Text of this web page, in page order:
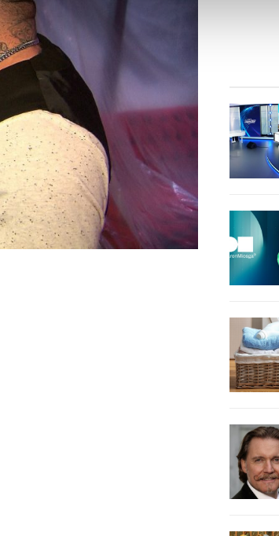
möglicherweise mit weiteren Daten
sie im Rahmen Ihrer Nutzung der Dienste